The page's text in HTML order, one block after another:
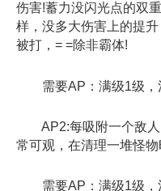
伤害!蓄力没闪光点的双
样，没多大伤害上的提
被打，= =除非霸体!
需要AP：满级1级，
AP2:每吸附一个敌人
常可观，在清理一堆怪
需要AP：满级1级，